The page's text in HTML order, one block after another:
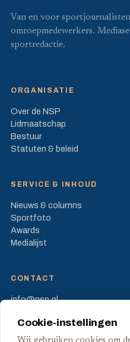
Van en voor
omroepmedewerkers.
sportredactie.
ORGANISATIE
Over de NSP
Lidmaatschap
Bestuur
Statuten & beleid
SERVICE & INHOUD
Nieuws & columns
Sportfoto
Awards
Medialijst
CONTACT
info@nsp.nl
2595 BM Den Haag
Cookie-instellingen